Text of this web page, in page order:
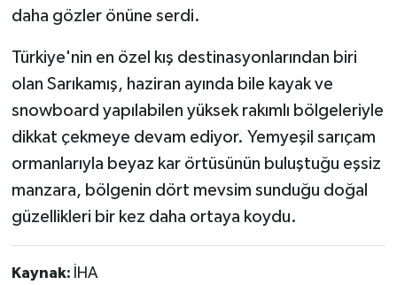
daha gözler önüne serdi.
Türkiye'nin en özel kış destinasyonlarından biri
olan Sarıkamış, haziran ayında bile kayak ve
snowboard yapılabilen yüksek rakımlı bölgeleriyle
dikkat çekmeye devam ediyor. Yemyeşil sarıçam
ormanlarıyla beyaz kar örtüsünün buluştuğu eşsiz
manzara, bölgenin dört mevsim sunduğu doğal
güzellikleri bir kez daha ortaya koydu.
Kaynak: İHA